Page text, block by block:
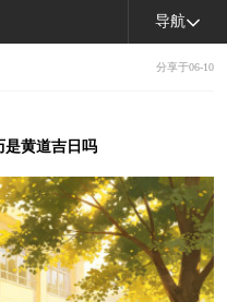
导航
分享于06-10
是黄道吉日吗